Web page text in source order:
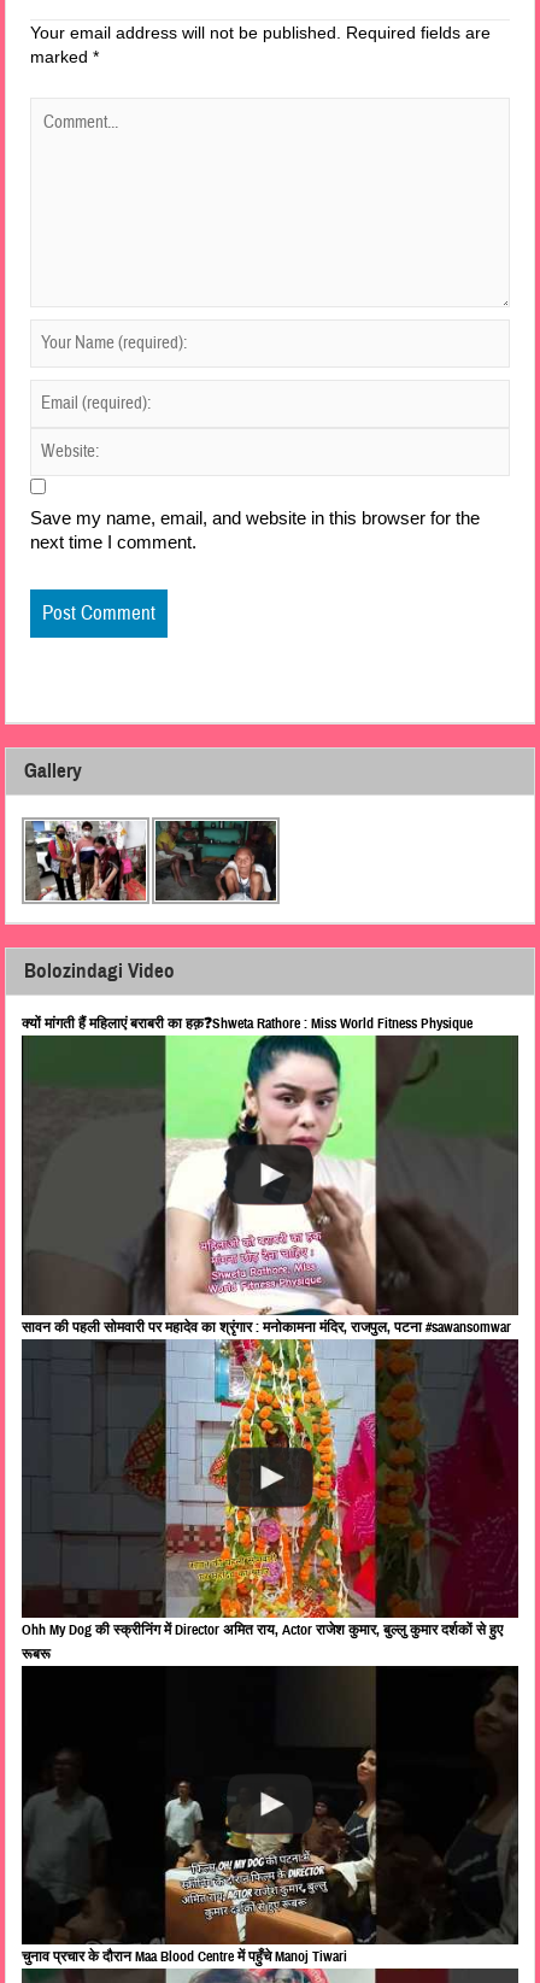
Your email address will not be published.
Required fields are
marked*
Save my name, email, and website in this browser for the
next time I comment.
Gallery
Bolozindagi Video
क्यों मांगती हैं महिलाएं बराबरी का हक़❓Shweta Rathore : Miss World Fitness Physique
सावन की पहली सोमवारी पर महादेव का श्रृंगार : मनोकामना मंदिर, राजपुल, पटना #sawansomwar
Ohh My Dog की स्क्रीनिंग में Director अमित राय, Actor राजेश कुमार, बुल्लु कुमार दर्शकों से हुए
रूबरू
चुनाव प्रचार के दौरान Maa Blood Centre में पहुँचे Manoj Tiwari